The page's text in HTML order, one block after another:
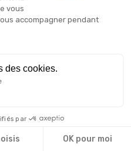
vous
accompagner pendant
des cookies.
par
OK pour moi
JeDII animée
de Greenpact
une nouvelle
emblématique de l’école